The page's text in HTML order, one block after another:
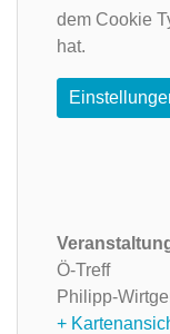
dem Cookie
hat.
Ö-Treff
Philipp-
+